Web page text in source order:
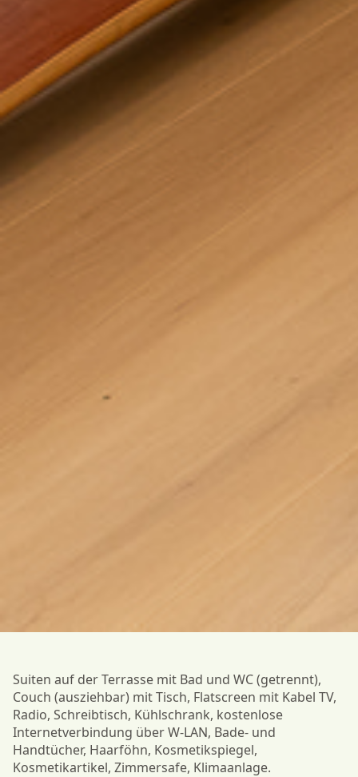
Suiten auf der Terrasse mit Bad und WC (getrennt),
Couch (ausziehbar) mit Tisch, Flatscreen mit Kabel TV,
Radio, Schreibtisch, Kühlschrank, kostenlose
Internetverbindung über W-LAN, Bade- und
Handtücher, Haarföhn, Kosmetikspiegel,
Kosmetikartikel, Zimmersafe, Klimaanlage.